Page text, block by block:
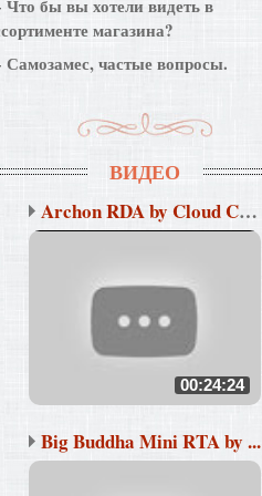
Что бы вы хотели видеть в
магазина?
Самозамес, частые вопросы.
ВИДЕО
Archon RDA by Cloud Cha...
00:24:24
Big Buddha Mini RTA by ...